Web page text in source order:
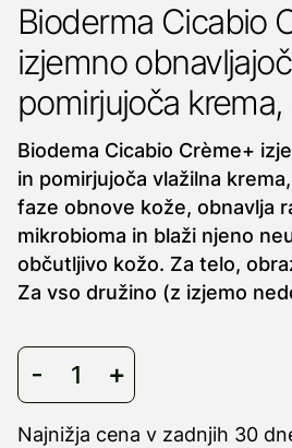
Bioderma Cicabio
izjemno
pomirjujoča
Biodema Cicabio Crème+
in pomirjujoča vlažilna
faze obnove kože, obnavlja
mikrobioma in blaži njeno
občutljivo kožo. Za telo,
Za vso družino (z izjemo
Najnižja cena v zadnjih 30